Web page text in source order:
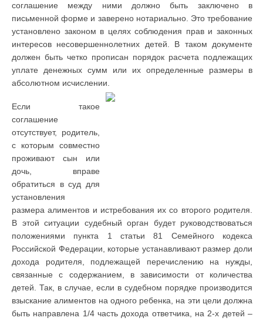
соглашение между ними должно быть заключено в
письменной форме и заверено нотариально. Это требование
установлено законом в целях соблюдения прав и законных
интересов несовершеннолетних детей. В таком документе
должен быть четко прописан порядок расчета подлежащих
уплате денежных сумм или их определенные размеры в
абсолютном исчислении.
Если такое
соглашение
отсутствует, родитель,
с которым совместно
проживают сын или
дочь, вправе
обратиться в суд для
установления
размера алиментов и истребования их со второго родителя.
В этой ситуации судебный орган будет руководствоваться
положениями пункта 1 статьи 81 Семейного кодекса
Российской Федерации, которые устанавливают размер доли
дохода родителя, подлежащей перечислению на нужды,
связанные с содержанием, в зависимости от количества
детей. Так, в случае, если в судебном порядке производится
взыскание алиментов на одного ребенка, на эти цели должна
быть направлена 1/4 часть дохода ответчика, на 2-х детей –